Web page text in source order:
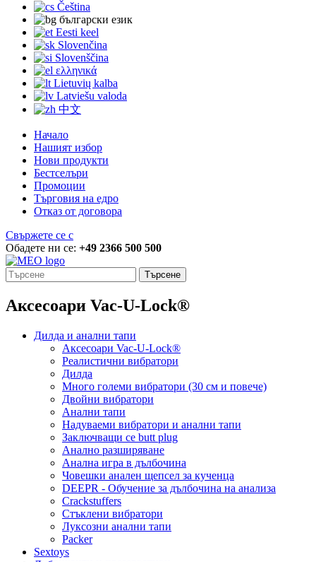
Čeština
български език
Eesti keel
Slovenčina
Slovenščina
ελληνικά
Lietuvių kalba
Latviešu valoda
中文
Начало
Нашият избор
Нови продукти
Бестселъри
Промоции
Търговия на едро
Отказ от договора
Свържете се с
Обадете ни се: +49 2366 500 500
Търсене
Аксесоари Vac-U-Lock®
Дилда и анални тапи
Аксесоари Vac-U-Lock®
Реалистични вибратори
Дилда
Много големи вибратори (30 см и повече)
Двойни вибратори
Анални тапи
Надуваеми вибратори и анални тапи
Заключващи се butt plug
Анално разширяване
Анална игра в дълбочина
Човешки анален щепсел за кученца
DEEPR - Обучение за дълбочина на анализа
Crackstuffers
Стъклени вибратори
Луксозни анални тапи
Packer
Sextoys